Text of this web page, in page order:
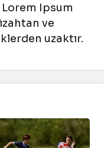
Lorem Ipsum
ve
uzaktır.